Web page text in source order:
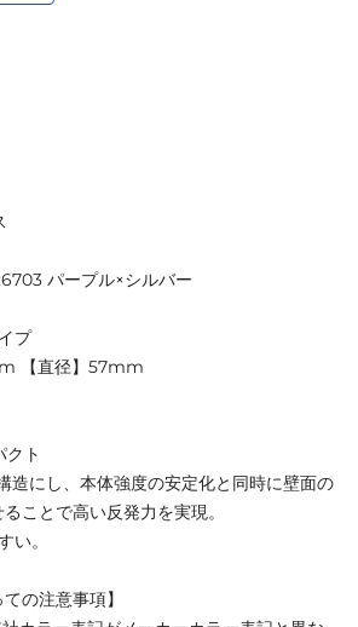
パープル×シルバー
プ
【直径】57mm
クト
造にし、本体強度の安定化と同時に壁面の
ことで高い反発力を実現。
い。
の注意事項】